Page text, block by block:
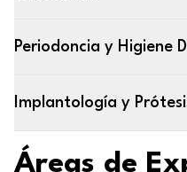
Periodoncia y Higiene
Implantología y
Áreas de